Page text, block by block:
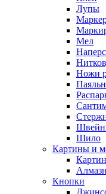
Лупы
Мел
Ножи
Шило
Картины и
Кнопки